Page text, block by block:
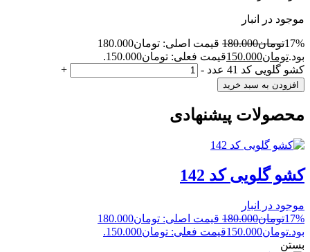
موجود در انبار
17%تومان180.000
قیمت اصلی: تومان180.000
بود.تومان150.000قیمت فعلی: تومان150.000.
کشو گلویی کد 41 عدد
-
+
افزودن به سبد خرید
محصولات پیشنهادی
کشو گلویی کد 142
موجود در انبار
17%تومان180.000
قیمت اصلی: تومان180.000
بود.تومان150.000قیمت فعلی: تومان150.000.
بستن